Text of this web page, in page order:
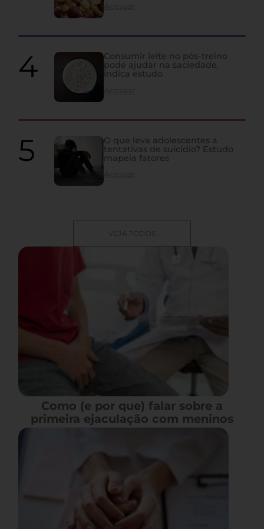
Consumir leite no pós-treino
pode ajudar na saciedade,
indica estudo
O que leva adolescentes a
tentativas de suicídio? Estudo
mapeia fatores
VEJA TODOS
Como (e por que) falar sobre a
primeira ejaculação com meninos